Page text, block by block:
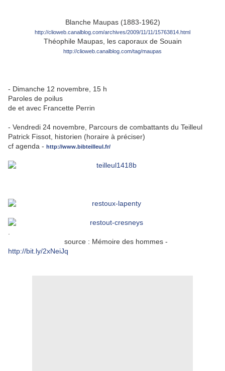
Blanche Maupas (1883-1962)
http://clioweb.canalblog.com/archives/2009/11/11/15763814.html
Théophile Maupas, les caporaux de Souain
http://clioweb.canalblog.com/tag/maupas
- Dimanche 12 novembre, 15 h
Paroles de poilus
de et avec Francette Perrin
- Vendredi 24 novembre, Parcours de combattants du Teilleul
Patrick Fissot, historien (horaire à préciser)
cf agenda - http://www.bibteilleul.fr/
source : Mémoire des hommes -
http://bit.ly/2xNeiJq